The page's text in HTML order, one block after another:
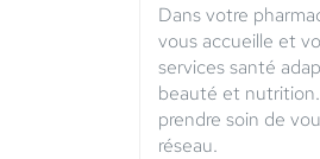
Dans votre
vous accueille et
services santé
beauté et
prendre soin de
réseau.